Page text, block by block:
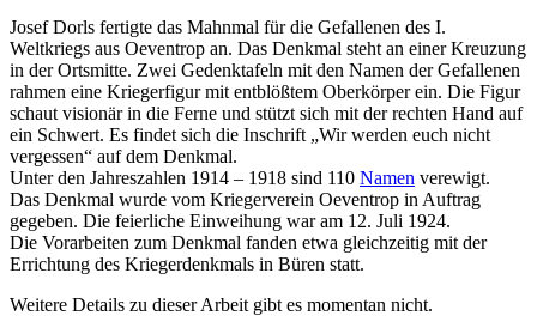
Josef Dorls fertigte das Mahnmal für die Gefallenen des I.
Weltkriegs aus Oeventrop an. Das Denkmal steht an einer Kreuzung
in der Ortsmitte. Zwei Gedenktafeln mit den Namen der Gefallenen
rahmen eine Kriegerfigur mit entblößtem Oberkörper ein. Die Figur
schaut visionär in die Ferne und stützt sich mit der rechten Hand auf
ein Schwert. Es findet sich die Inschrift „Wir werden euch nicht
vergessen“ auf dem Denkmal.
Unter den Jahreszahlen 1914 – 1918 sind 110 Namen verewigt.
Das Denkmal wurde vom Kriegerverein Oeventrop in Auftrag
gegeben. Die feierliche Einweihung war am 12. Juli 1924.
Die Vorarbeiten zum Denkmal fanden etwa gleichzeitig mit der
Errichtung des Kriegerdenkmals in Büren statt.
Weitere Details zu dieser Arbeit gibt es momentan nicht.